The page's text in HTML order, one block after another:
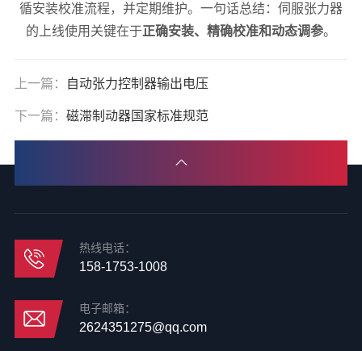
循安装校准流程，并定期维护。一句话总结：伺服张力器
的上线使用关键在于正确安装、精确校准和动态调参。
上一篇： 自动张力控制器输出电压
下一篇： 磁滞制动器国家标准规范
热线电话：
158-1753-1008
电子邮箱：
2624351275@qq.com